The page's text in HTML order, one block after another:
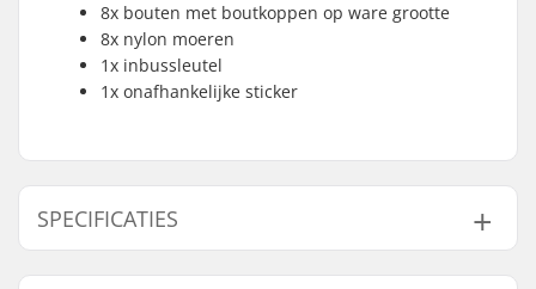
8x bouten met boutkoppen op ware grootte
8x nylon moeren
1x inbussleutel
1x onafhankelijke sticker
SPECIFICATIES
Compressie Bout
25mm